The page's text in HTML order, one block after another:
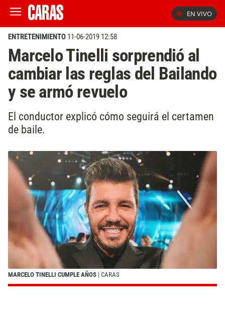
EN VIVO
ENTRETENIMIENTO 11-06-2019 12:58
Marcelo Tinelli sorprendió al
cambiar las reglas del Bailando
y se armó revuelo
El conductor explicó cómo seguirá el certamen
de baile.
MARCELO TINELLI CUMPLE AÑOS | CARAS